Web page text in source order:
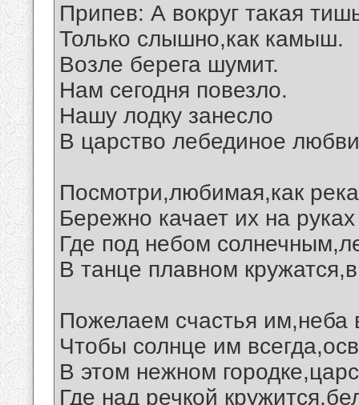
Припев: А вокруг такая
Только слышно,как камыш.
Возле берега шумит.
Нам сегодня повезло.
Нашу лодку занесло
В царство лебединое
Посмотри,любимая,как
Бережно качает их на
Где под небом
В танце плавном
Пожелаем счастья им,неба
Чтобы солнце им
В этом нежном
Где над речкой